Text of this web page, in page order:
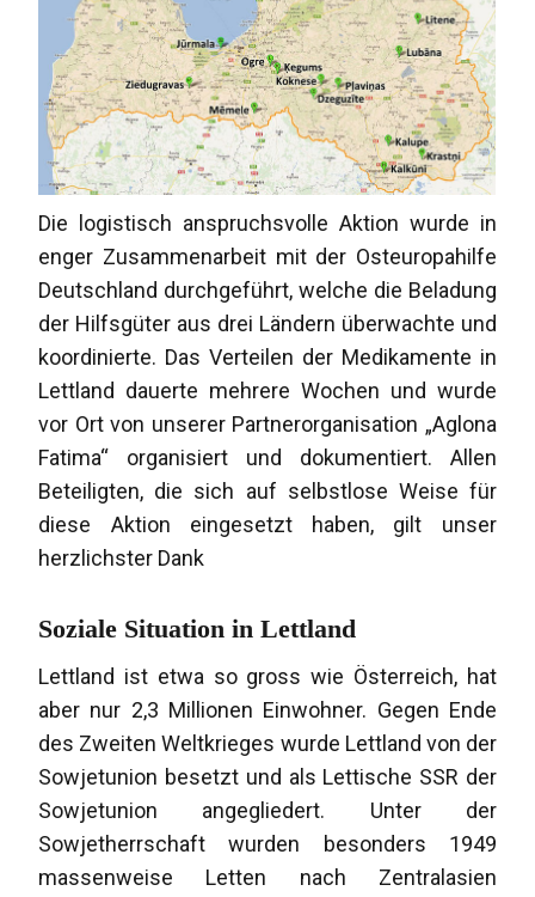
Die logistisch anspruchsvolle Aktion wurde in
enger Zusammenarbeit mit der Osteuropahilfe
Deutschland durchgeführt, welche die Beladung
der Hilfsgüter aus drei Ländern überwachte und
koordinierte. Das Verteilen der Medikamente in
Lettland dauerte mehrere Wochen und wurde
vor Ort von unserer Partnerorganisation „Aglona
Fatima“ organisiert und dokumentiert. Allen
Beteiligten, die sich auf selbstlose Weise für
diese Aktion eingesetzt haben, gilt unser
herzlichster Dank
Soziale Situation in Lettland
Lettland ist etwa so gross wie Österreich, hat
aber nur 2,3 Millionen Einwohner. Gegen Ende
des Zweiten Weltkrieges wurde Lettland von der
Sowjetunion besetzt und als Lettische SSR der
Sowjetunion angegliedert. Unter der
Sowjetherrschaft wurden besonders 1949
massenweise Letten nach Zentralasien